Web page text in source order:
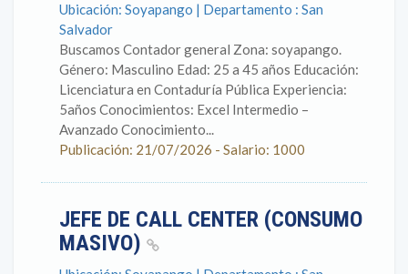
Ubicación: Soyapango | Departamento : San
Salvador
Buscamos Contador general Zona: soyapango.
Género: Masculino Edad: 25 a 45 años Educación:
Licenciatura en Contaduría Pública Experiencia:
5años Conocimientos: Excel Intermedio –
Avanzado Conocimiento...
Publicación: 21/07/2026 - Salario: 1000
JEFE DE CALL CENTER (CONSUMO
MASIVO)